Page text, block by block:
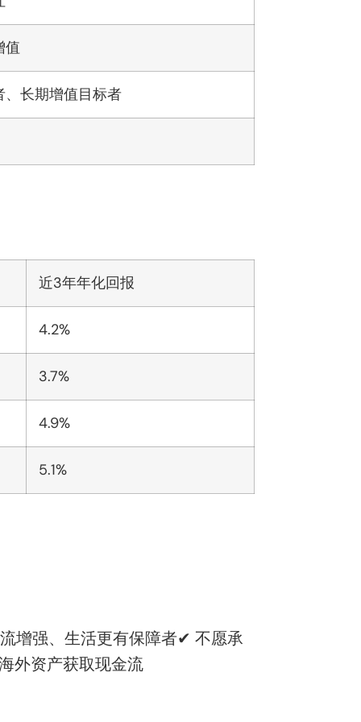
值
、长期增值目标者
近3年年化回报
4.2%
3.7%
4.9%
5.1%
增强、生活更有保障者✔ 不愿承
外资产获取现金流